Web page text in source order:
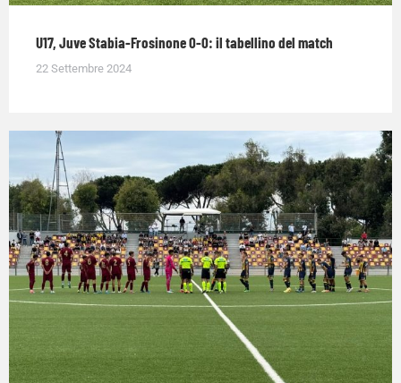
U17, Juve Stabia-Frosinone 0-0: il tabellino del match
22 Settembre 2024